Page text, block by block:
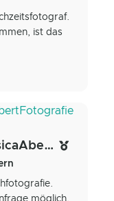
ist das
J.A_Photographie / JessicaAbertFotografie
möglich.